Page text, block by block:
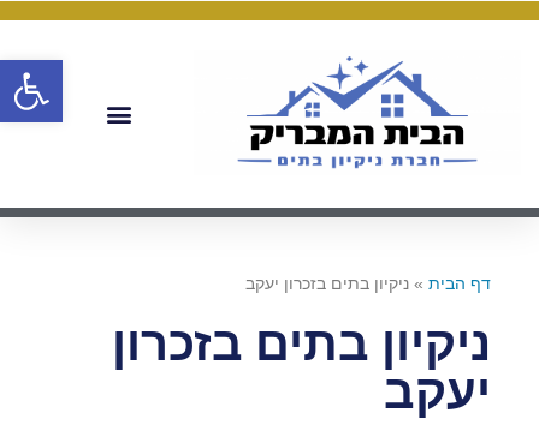
דף הבית » ניקיון בתים בזכרון יעקב
ניקיון בתים בזכרון
יעקב